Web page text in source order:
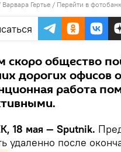
Варвара Гертье / Перейти в фотобанк
скоро общество
дорогих офисов
работа
18 мая — Sputnik.
удаленно после